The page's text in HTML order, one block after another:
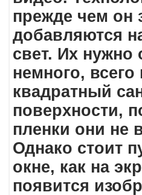
прежде чем он
добавляются
свет. Их нужно
немного,
квадратный
поверхности,
пленки они не
Однако стоит
окне, как на
появится